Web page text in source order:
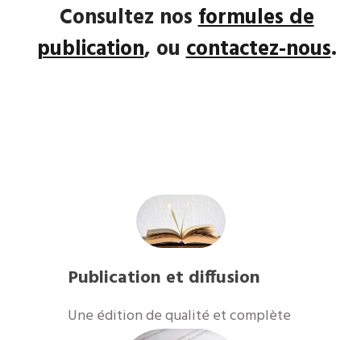
Consultez nosformules de
publication, oucontactez-nous.
Publication et diffusion
​Une édition de qualité et complète